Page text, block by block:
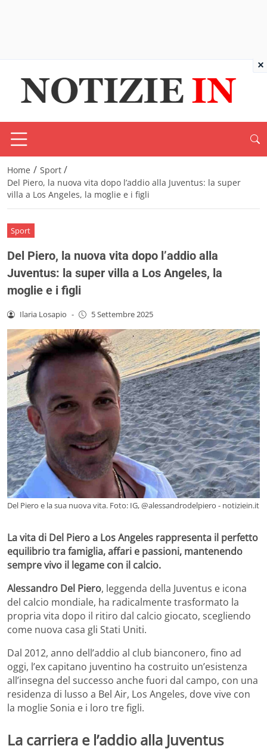
Home / Sport /
Del Piero, la nuova vita dopo l’addio alla Juventus: la super
villa a Los Angeles, la moglie e i figli
Sport
Del Piero, la nuova vita dopo l’addio alla
Juventus: la super villa a Los Angeles, la
moglie e i figli
Ilaria Losapio - 5 Settembre 2025
Del Piero e la sua nuova vita. Foto: IG, @alessandrodelpiero - notiziein.it
La vita di Del Piero a Los Angeles rappresenta il perfetto
equilibrio tra famiglia, affari e passioni, mantenendo
sempre vivo il legame con il calcio.
Alessandro Del Piero, leggenda della Juventus e icona
del calcio mondiale, ha radicalmente trasformato la
propria vita dopo il ritiro dal calcio giocato, scegliendo
come nuova casa gli Stati Uniti.
Dal 2012, anno dell’addio al club bianconero, fino ad
oggi, l’ex capitano juventino ha costruito un’esistenza
all’insegna del successo anche fuori dal campo, con una
residenza di lusso a Bel Air, Los Angeles, dove vive con
la moglie Sonia e i loro tre figli.
La carriera e l’addio alla Juventus
×